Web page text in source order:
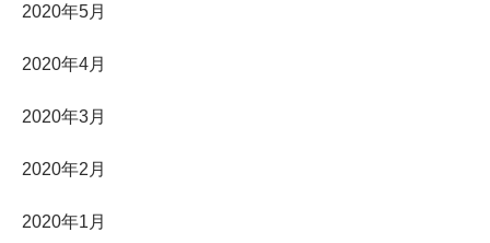
2020年5月
2020年4月
2020年3月
2020年2月
2020年1月